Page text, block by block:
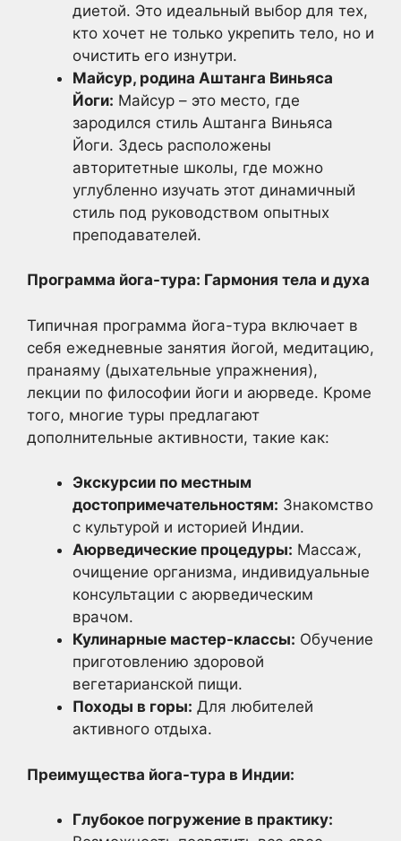
диетой. Это идеальный выбор для тех,
кто хочет не только укрепить тело, но и
очистить его изнутри.
Майсур, родина Аштанга Виньяса
Йоги: Майсур – это место, где
зародился стиль Аштанга Виньяса
Йоги. Здесь расположены
авторитетные школы, где можно
углубленно изучать этот динамичный
стиль под руководством опытных
преподавателей.
Программа йога-тура: Гармония тела и духа
Типичная программа йога-тура включает в
себя ежедневные занятия йогой, медитацию,
пранаяму (дыхательные упражнения),
лекции по философии йоги и аюрведе. Кроме
того, многие туры предлагают
дополнительные активности, такие как:
Экскурсии по местным
достопримечательностям: Знакомство
с культурой и историей Индии.
Аюрведические процедуры: Массаж,
очищение организма, индивидуальные
консультации с аюрведическим
врачом.
Кулинарные мастер-классы: Обучение
приготовлению здоровой
вегетарианской пищи.
Походы в горы: Для любителей
активного отдыха.
Преимущества йога-тура в Индии:
Глубокое погружение в практику: